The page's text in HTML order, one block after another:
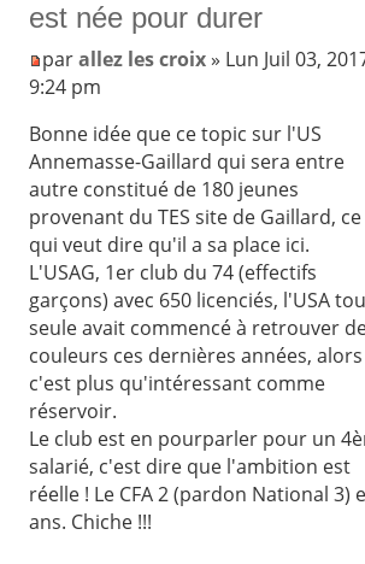
est née pour durer
parallez les croix» Lun Juil 03,
9:24 pm
Bonne idée que ce topic sur l'US
Annemasse-Gaillard qui sera entre
autre constitué de 180 jeunes
provenant du TES site de Gaillard, ce
qui veut dire qu'il a sa place ici.
L'USAG, 1er club du 74 (effectifs
garçons) avec 650 licenciés, l'USA
seule avait commencé à retrouver
couleurs ces dernières années,
c'est plus qu'intéressant comme
réservoir.
Le club est en pourparler pour un
salarié, c'est dire que l'ambition est
réelle ! Le CFA 2 (pardon National 3)
ans. Chiche !!!